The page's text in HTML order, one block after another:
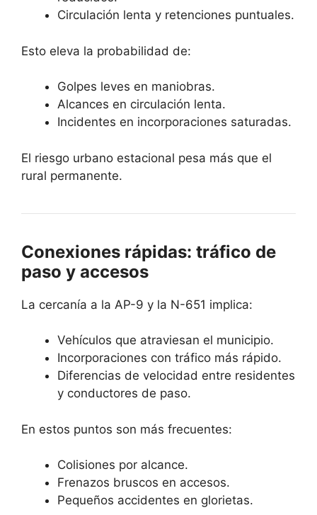
Circulación lenta y retenciones puntuales.
Esto eleva la probabilidad de:
Golpes leves en maniobras.
Alcances en circulación lenta.
Incidentes en incorporaciones saturadas.
El riesgo urbano estacional pesa más que el
rural permanente.
Conexiones rápidas: tráfico de
paso y accesos
La cercanía a la AP-9 y la N-651 implica:
Vehículos que atraviesan el municipio.
Incorporaciones con tráfico más rápido.
Diferencias de velocidad entre residentes
y conductores de paso.
En estos puntos son más frecuentes:
Colisiones por alcance.
Frenazos bruscos en accesos.
Pequeños accidentes en glorietas.